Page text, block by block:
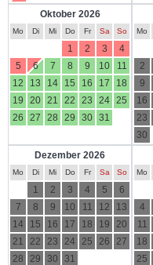
Oktober 2026
Mo Di Mi Do Fr Sa So
1 2 3
4
5
6 7 8 9 10
11
12
13 14 15 16 17
18
19
20 21 22 23 24 25
26
27 28 29 30 31
Mo
2
9
16
23
30
Dezember 2026
Mo Di Mi Do Fr Sa So
1 2 3 4 5
6
7
8 9 10 11 12
13
14
15 16 17 18 19
20
21
22 23 24 25 26
27
28
29 30 31
Mo
4
11
18
25